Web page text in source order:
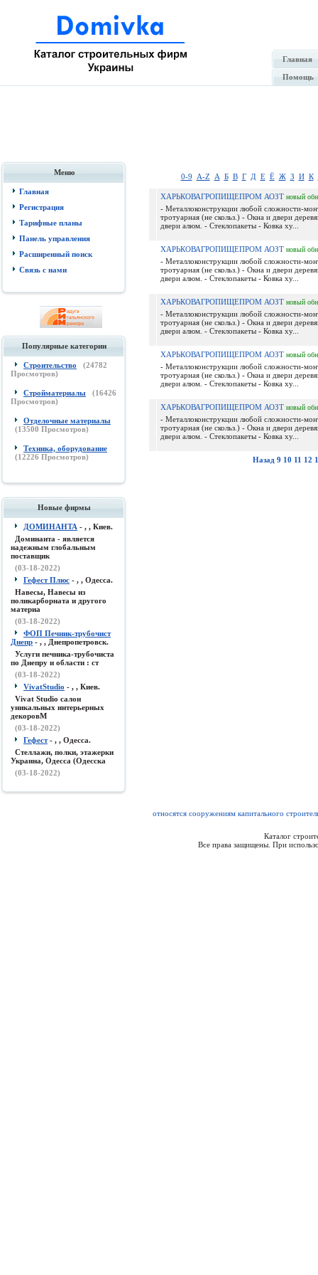
Главная
Помощь
Меню
Главная
Регистрация
Тарифные планы
Панель управления
Расширенный поиск
Связь с нами
Популярные категории
Строительство (24782
Просмотров)
Стройматериалы (16426
Просмотров)
Отделочные материалы
(13500 Просмотров)
Техника, оборудование
(12226 Просмотров)
Новые фирмы
ДОМИНАНТА - , , Киев.
Доминанта - является
надежным глобальным
поставщик
(03-18-2022)
Гефест Плюс - , , Одесса.
Навесы, Навесы из
поликарборната и другого
материа
(03-18-2022)
ФОП Печник-трубочист
Днепр - , , Днепропетровск.
Услуги печника-трубочиста
по Днепру и области : ст
(03-18-2022)
VivatStudio - , , Киев.
Vivat Studio салон
уникальных интерьерных
декоровМ
(03-18-2022)
Гефест- , , Одесса.
Стеллажи, полки, этажерки
Украина, Одесса (Одесска
(03-18-2022)
0-9 A-Z А Б В Г Д Е Ё Ж З И К
ХАРЬКОВАГРОПИЩЕПРОМ АОЗТ новый
- Металлоконструкции любой сложности-
тротуарная (не скольз.) - Окна и двери
двери алюм. - Стеклопакеты - Ковка ху...
ХАРЬКОВАГРОПИЩЕПРОМ АОЗТ новый
- Металлоконструкции любой сложности-
тротуарная (не скольз.) - Окна и двери
двери алюм. - Стеклопакеты - Ковка ху...
ХАРЬКОВАГРОПИЩЕПРОМ АОЗТ новый
- Металлоконструкции любой сложности-
тротуарная (не скольз.) - Окна и двери
двери алюм. - Стеклопакеты - Ковка ху...
ХАРЬКОВАГРОПИЩЕПРОМ АОЗТ новый
- Металлоконструкции любой сложности-
тротуарная (не скольз.) - Окна и двери
двери алюм. - Стеклопакеты - Ковка ху...
ХАРЬКОВАГРОПИЩЕПРОМ АОЗТ новый
- Металлоконструкции любой сложности-
тротуарная (не скольз.) - Окна и двери
двери алюм. - Стеклопакеты - Ковка ху...
Назад 9 10 11 12
относятся сооружениям капитального
Каталог
Все права защищены. При